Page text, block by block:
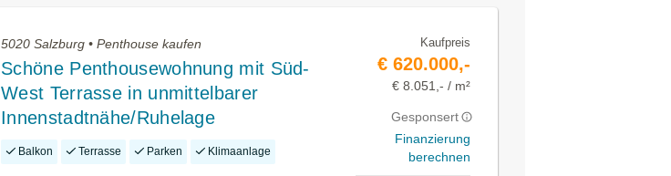
5020 Salzburg • Penthouse kaufen
Schöne Penthousewohnung mit Süd-
West Terrasse in unmittelbarer
Innenstadtnähe/Ruhelage
Balkon Terrasse Parken Klimaanlage
Kaufpreis
€ 620.000,-
€ 8.051,- / m²
Gesponsert
Finanzierung
berechnen